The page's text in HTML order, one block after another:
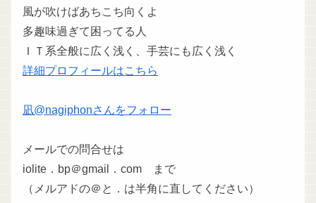
風が吹けばあちこち向くよ
多趣味過ぎて困ってる人
ＩＴ系全般に広く浅く、手芸にも広く浅く
詳細プロフィールはこちら
凪@nagiphonさんをフォロー
メールでの問合せは
iolite．bp＠gmail．com まで
（メルアドの＠と．は半角に直してください）